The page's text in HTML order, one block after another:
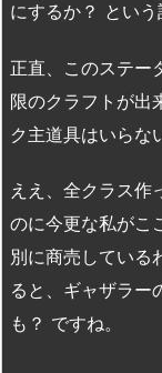
にするか？ という
正直、このステー
限のクラフトが出
ク主道具はいらな
ええ、全クラス作
のに今更な私がこ
別に商売している
ると、ギャザラー
も？ ですね。